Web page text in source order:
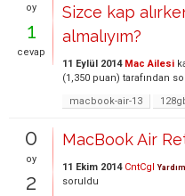
oy
1
cevap
Sizce kap
almalıyım?
11 Eylül 2014 Mac Ailesi
(1,350 puan) tarafından
macbook-air-13
0
oy
2
MacBook Air
11 Ekim 2014 CntCgl
soruldu